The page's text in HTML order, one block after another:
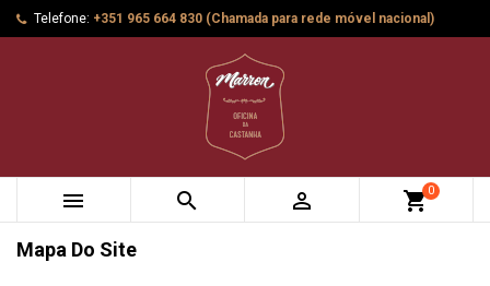
Telefone: +351 965 664 830 (Chamada para rede móvel nacional)
   shopping_cart0
Mapa Do Site